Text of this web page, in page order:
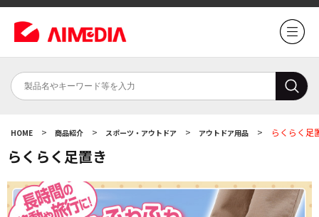
HOME > 商品紹介 > スポーツ・アウトドア > アウトドア用品 > らくらく足
らくらく足置き